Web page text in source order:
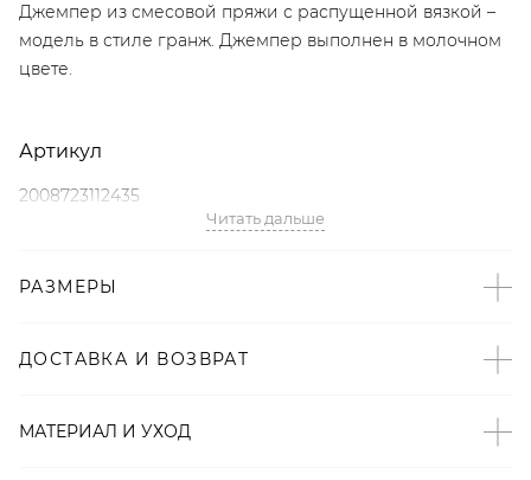
Джемпер из смесовой пряжи с распущенной вязкой –
модель в стиле гранж. Джемпер выполнен в молочном
цвете.
Артикул
2008723112435
– Дизайн: Санкт-Петербург, Россия;
– Молочный цвет;
износостойкий материал;
Читать дальше
РАЗМЕРЫ
ДОСТАВКА И ВОЗВРАТ
МАТЕРИАЛ И УХОД